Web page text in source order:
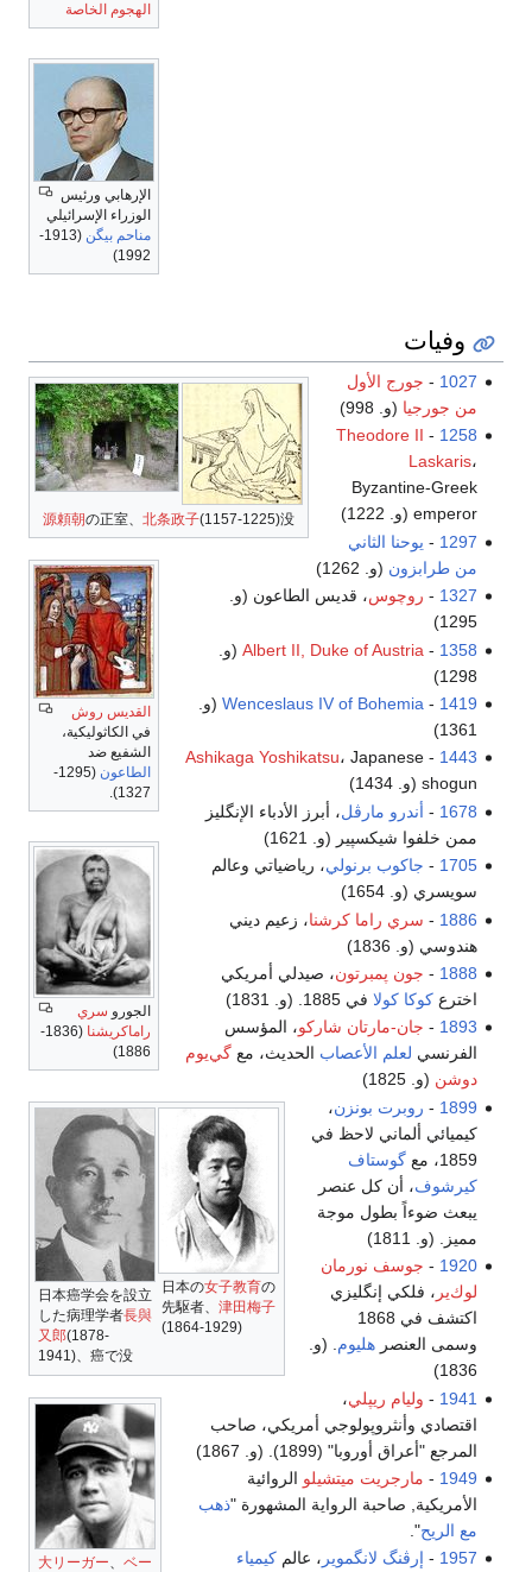
الهجوم الخاصة
الإرهابي ورئيس
الوزراء الإسرائيلي
مناحم بيگن
(1913-
1992)
وفيات
源頼朝の正室、 北条政子(1157-1225)没
القديس روش
في الكاثوليكية،
الشفيع ضد
الطاعون
(1295-
1327).
الجورو سري
راماكريشنا
(1836-
1886)
日本の女子教育の
先駆者、 津田梅子
(1864-1929)
日本癌学会を設立
した病理学者長與
又郎(1878-
1941)、癌で没
大リーガー、 ベー
1027
- جورج الأول
من جورجيا (و. 998)
1258
-
Theodore II
Laskaris،
Byzantine-Greek
emperor (و. 1222)
1297
- يوحنا الثاني
من طرابزون (و. 1262)
1327
- روچوس، قديس الطاعون (و.
1295)
1358
-
Albert II, Duke of Austria (و.
1298)
1419
-
Wenceslaus IV of Bohemia (و.
1361)
1443
-
Ashikaga Yoshikatsu، Japanese
shogun (و. 1434)
1678
- أندرو مارڤل، أبرز الأدباء الإنگليز
ممن خلفوا شيكسپير (و. 1621)
1705
- جاكوب برنولي، رياضياتي وعالم
سويسري (و. 1654)
1886
- سري راما كرشنا، زعيم ديني
هندوسي (و. 1836)
1888
- جون پمبرتون، صيدلي أمريكي
اخترعكوكا كولا في 1885. (و. 1831)
1893
- جان-مارتان شاركو، المؤسس
الفرنسي لعلم الأعصاب الحديث، معگي‌يوم
دوشن (و. 1825)
1899
- روبرت بونزن،
كيميائي ألماني لاحظ في
1859، مع
گوستاف
كيرشوف، أن كل عنصر
يبعث ضوءاً بطول موجة
مميز. (و. 1811)
1920
- جوسف نورمان
لوك‌ير ، فلكي إنگليزي
اكتشف في 1868
وسمى العنصرهليوم . (و.
1836)
1941
- وليام ريپلي،
اقتصادي وأنثروپولوجي أمريكي، صاحب
المرجع "أعراق أوروبا" (1899). (و. 1867)
1949
- مارجريت ميتشيلو الروائية
الأمريكية, صاحبة الرواية المشهورة "ذهب
مع الريح".
1957
- إرڤنگ لانگموير ، عالمكيمياء